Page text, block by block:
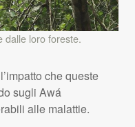
dalle loro foreste.
che queste
sugli Awá
alle malattie.